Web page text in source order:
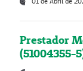
Prestador
(51004355-